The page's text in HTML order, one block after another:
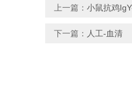
上一篇： 小鼠抗鸡
下一篇： 人工-血清